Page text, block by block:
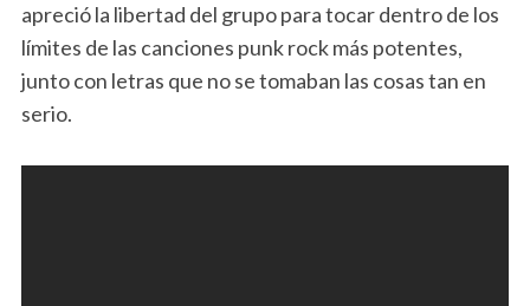
apreció la libertad del grupo para tocar dentro de los
límites de las canciones punk rock más potentes,
junto con letras que no se tomaban las cosas tan en
serio.